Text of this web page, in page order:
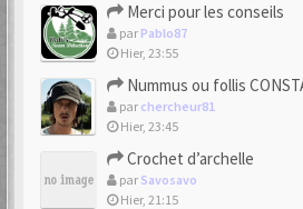
Merci pour les conseils
par Pablo87
Hier, 23:55
Nummus ou follis
par chercheur81
Hier, 23:45
Crochet d’archelle
par Savosavo
Hier, 21:15